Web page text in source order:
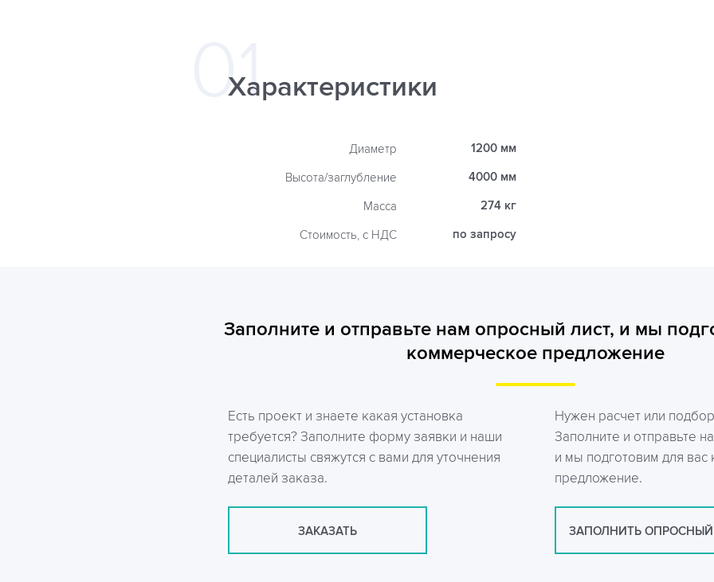
Характеристики
Диаметр 1200 мм
Высота/заглубление 4000 мм
Масса 274 кг
Стоимость, с НДС по запросу
Заполните и отправьте нам опросный лист, и мы
коммерческое предложение
Есть проект и знаете какая установка
требуется? Заполните форму заявки и наши
специалисты свяжутся с вами для уточнения
деталей заказа.
ЗАКАЗАТЬ
Нужен расчет или
Заполните и отправьте
и мы подготовим для
предложение.
ЗАПОЛНИТЬ